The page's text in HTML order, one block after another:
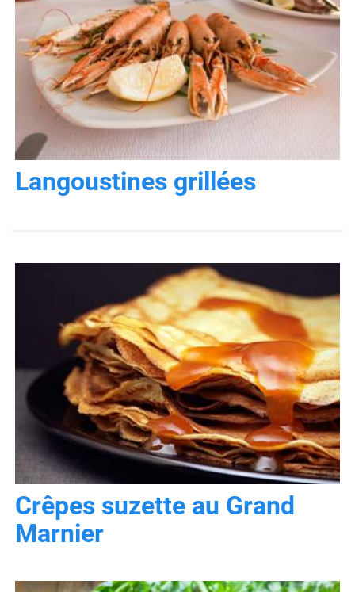
Langoustines grillées
Crêpes suzette au Grand
Marnier